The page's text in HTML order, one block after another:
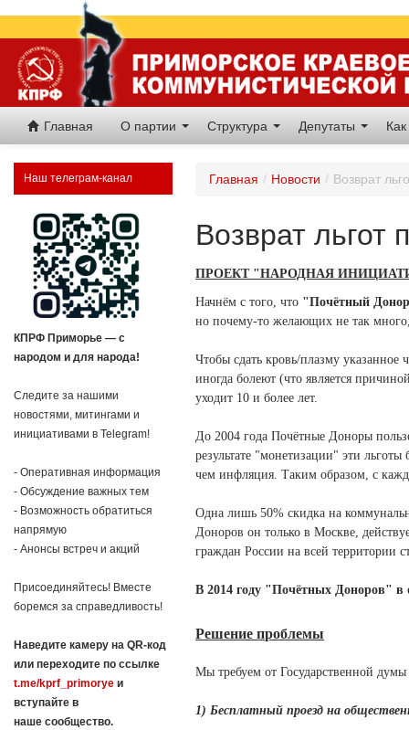
Главная О партии Структура Депутаты
Наш телеграм-канал
КПРФ Приморье — с
народом и для народа!
Следите за нашими
новостями, митингами и
инициативами в Telegram!
- Оперативная информация
- Обсуждение важных тем
- Возможность обратиться
напрямую
- Анонсы встреч и акций
Присоединяйтесь! Вместе
боремся за справедливость!
Наведите камеру на QR-код
или переходите по ссылке
t.me/kprf_primorye и
вступайте в
наше сообщество.
Главная / Новости / Возврат
Возврат
ПРОЕКТ "НАРОДНАЯ
Начнём с того, что "Почётный
но почему-то желающих не так
Чтобы сдать кровь/плазму
иногда болеют (что является
уходит 10 и более лет.
До 2004 года Почётные Доноры
результате "монетизации" эти
чем инфляция. Таким образом, с
Одна лишь 50% скидка на
Доноров он только в Москве,
граждан России на всей территории
В 2014 году "Почётных Доноров" в
Решение проблемы
Мы требуем от Государственной
1) Бесплатный проезд на